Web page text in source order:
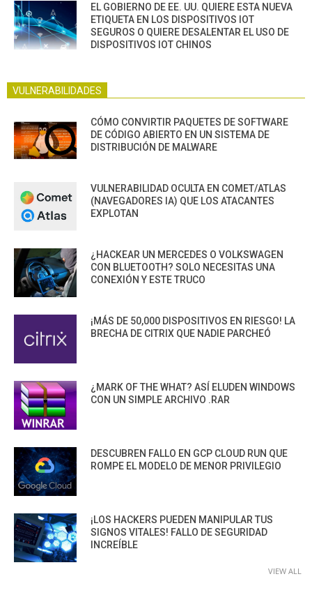
EL GOBIERNO DE EE. UU. QUIERE ESTA NUEVA
ETIQUETA EN LOS DISPOSITIVOS IOT
SEGUROS O QUIERE DESALENTAR EL USO DE
DISPOSITIVOS IOT CHINOS
VULNERABILIDADES
CÓMO CONVIRTIR PAQUETES DE SOFTWARE
DE CÓDIGO ABIERTO EN UN SISTEMA DE
DISTRIBUCIÓN DE MALWARE
VULNERABILIDAD OCULTA EN COMET/ATLAS
(NAVEGADORES IA) QUE LOS ATACANTES
EXPLOTAN
¿HACKEAR UN MERCEDES O VOLKSWAGEN
CON BLUETOOTH? SOLO NECESITAS UNA
CONEXIÓN Y ESTE TRUCO
¡MÁS DE 50,000 DISPOSITIVOS EN RIESGO! LA
BRECHA DE CITRIX QUE NADIE PARCHEÓ
¿MARK OF THE WHAT? ASÍ ELUDEN WINDOWS
CON UN SIMPLE ARCHIVO .RAR
DESCUBREN FALLO EN GCP CLOUD RUN QUE
ROMPE EL MODELO DE MENOR PRIVILEGIO
¡LOS HACKERS PUEDEN MANIPULAR TUS
SIGNOS VITALES! FALLO DE SEGURIDAD
INCREÍBLE
VIEW ALL